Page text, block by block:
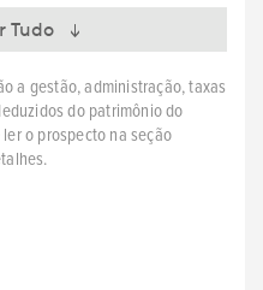
Tudo
a gestão, administração, taxas
do patrimônio do
o prospecto na seção